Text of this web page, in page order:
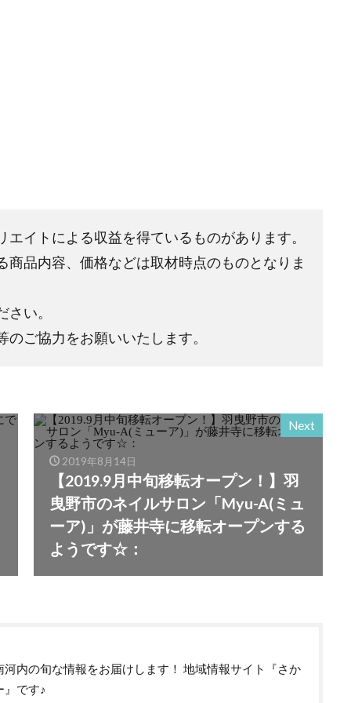
イトによる収益を得ているものがあります。
品内容、価格などは取材時点のものとなりま
い。
ご協力をお願いいたします。
Next
2019年8月14日
【2019.9月中旬移転オープン！】羽
曳野市のネイルサロン「Myu-A(ミュ
ーア)」が藤井寺に移転オープンする
ようです☆：
河内の旬な情報をお届けします！ 地域情報サイト『さか
』です♪